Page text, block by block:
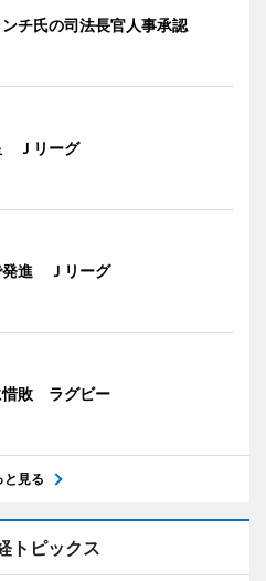
チ氏の司法長官人事承認
Ｊリーグ
発進 Ｊリーグ
惜敗 ラグビー
と見る
トピックス